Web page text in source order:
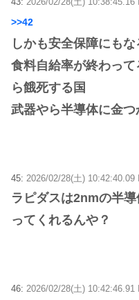
>>42
しかも安全保障にもな
食料自給率が終わっ
ら餓死する国
武器やら半導体に金
45: 2026/02/28(土) 10:42:40.09
ラピダスは2nmの半
ってくれるんや？
46: 2026/02/28(土) 10:42:46.91